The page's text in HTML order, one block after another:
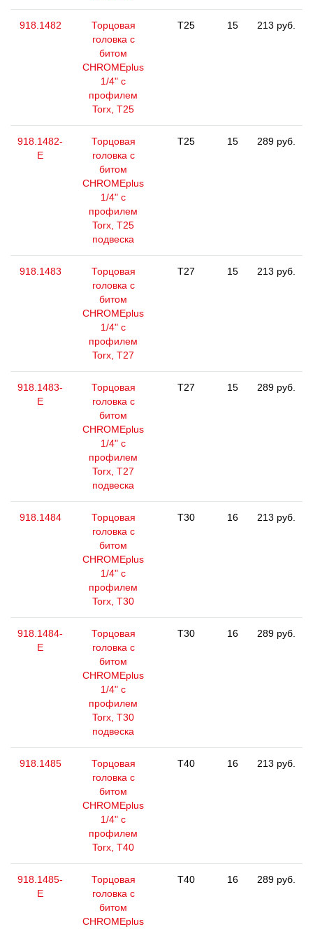
918.1482
Торцовая
головка с
битом
CHROMEplus
1/4" с
профилем
Torx, T25
T25 15 213 руб.
918.1482-
E
Торцовая
головка с
битом
CHROMEplus
1/4" с
профилем
Torx, T25
подвеска
T25 15 289 руб.
918.1483
Торцовая
головка с
битом
CHROMEplus
1/4" с
профилем
Torx, T27
T27 15 213 руб.
918.1483-
E
Торцовая
головка с
битом
CHROMEplus
1/4" с
профилем
Torx, T27
подвеска
T27 15 289 руб.
918.1484
Торцовая
головка с
битом
CHROMEplus
1/4" с
профилем
Torx, T30
T30 16 213 руб.
918.1484-
E
Торцовая
головка с
битом
CHROMEplus
1/4" с
профилем
Torx, T30
подвеска
T30 16 289 руб.
918.1485
Торцовая
головка с
битом
CHROMEplus
1/4" с
профилем
Torx, T40
T40 16 213 руб.
918.1485-
E
Торцовая
головка с
битом
CHROMEplus
T40 16 289 руб.